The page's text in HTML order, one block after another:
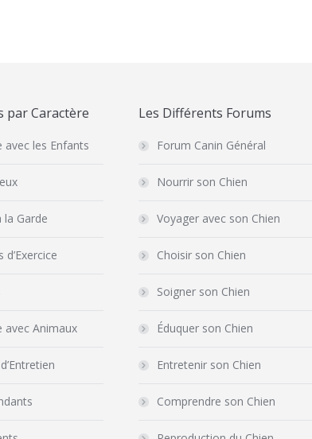
par Caractère
avec les Enfants
la Garde
avec Animaux
Les Différents Forums
Forum Canin Général
Nourrir son Chien
Voyager avec son Chien
Choisir son Chien
Soigner son Chien
Éduquer son Chien
Entretenir son Chien
Comprendre son Chien